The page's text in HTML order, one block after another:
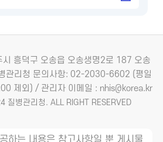
시 흥덕구 오송읍 오송생명2로 187 오송
관리청 문의사항: 02-2030-6602 (평일
제외) / 관리자 이메일 : nhis@korea.kr
질병관리청. ALL RIGHT RESERVED
하는 내용은 참고사항일 뿐 게시물